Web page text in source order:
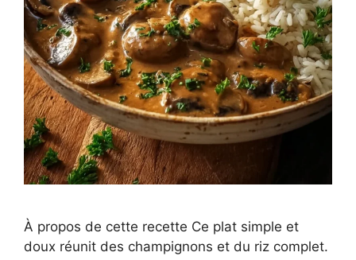
À propos de cette recette Ce plat simple et
doux réunit des champignons et du riz complet.